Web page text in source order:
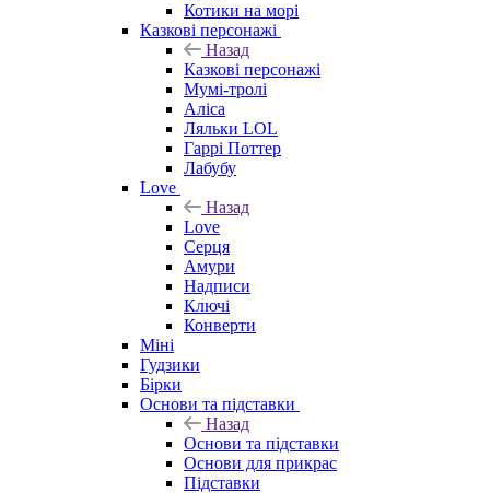
Котики на морі
Казкові персонажі
Назад
Казкові персонажі
Мумі-тролі
Аліса
Ляльки LOL
Гаррі Поттер
Лабубу
Love
Назад
Love
Серця
Амури
Надписи
Ключі
Конверти
Міні
Гудзики
Бірки
Основи та підставки
Назад
Основи та підставки
Основи для прикрас
Підставки